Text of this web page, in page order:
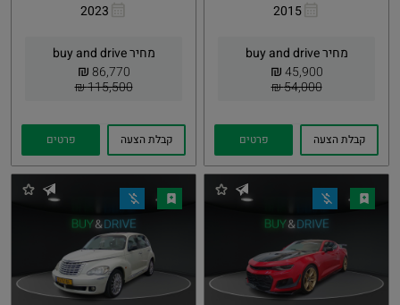
2015
מחיר buy and drive
45,900
₪
54,000 ₪
Whatsapp
קבלת הצעה פרטים
2023
מחיר buy and drive
86,770
₪
115,500 ₪
Whatsapp
קבלת הצעה פרטים